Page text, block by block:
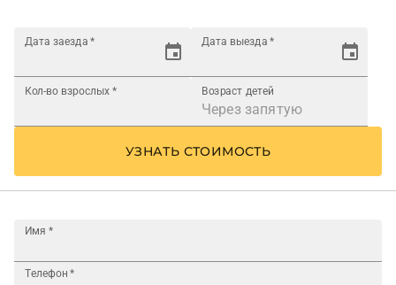
Дата заезда * Дата выезда *
Кол-во взрослых * Возраст детей
УЗНАТЬ СТОИМОСТЬ
Имя *
Телефон *